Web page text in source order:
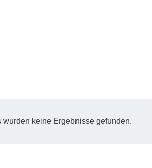
wurden keine Ergebnisse gefunden.